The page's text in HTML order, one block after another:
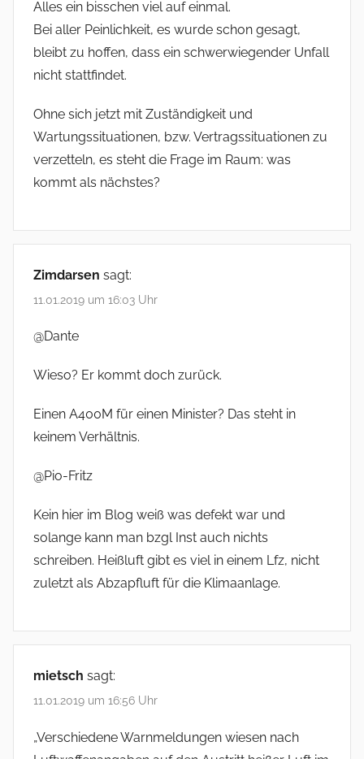
Alles ein bisschen viel auf einmal.
Bei aller Peinlichkeit, es wurde schon gesagt,
bleibt zu hoffen, dass ein schwerwiegender Unfall
nicht stattfindet.
Ohne sich jetzt mit Zuständigkeit und
Wartungssituationen, bzw. Vertragssituationen zu
verzetteln, es steht die Frage im Raum: was
kommt als nächstes?
Zimdarsen sagt:
11.01.2019 um 16:03 Uhr
@Dante
Wieso? Er kommt doch zurück.
Einen A400M für einen Minister? Das steht in
keinem Verhältnis.
@Pio-Fritz
Kein hier im Blog weiß was defekt war und
solange kann man bzgl Inst auch nichts
schreiben. Heißluft gibt es viel in einem Lfz, nicht
zuletzt als Abzapfluft für die Klimaanlage.
mietsch sagt:
11.01.2019 um 16:56 Uhr
„Verschiedene Warnmeldungen wiesen nach